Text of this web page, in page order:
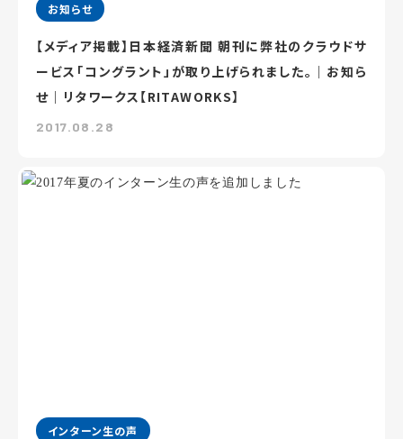
お知らせ
【メディア掲載】日本経済新聞 朝刊に弊社のクラウドサ
ービス「コングラント」が取り上げられました。｜お知ら
せ｜リタワークス【RITAWORKS】
2017.08.28
インターン生の声